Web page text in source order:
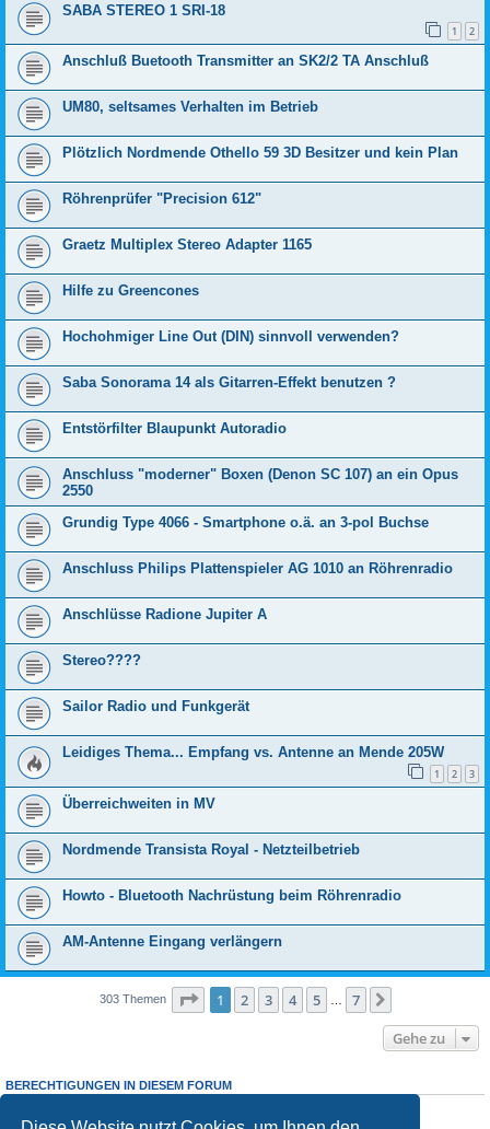
SABA STEREO 1 SRI-18
1 2
Anschluß Buetooth Transmitter an SK2/2 TA Anschluß
UM80, seltsames Verhalten im Betrieb
Plötzlich Nordmende Othello 59 3D Besitzer und kein Plan
Röhrenprüfer "Precision 612"
Graetz Multiplex Stereo Adapter 1165
Hilfe zu Greencones
Hochohmiger Line Out (DIN) sinnvoll verwenden?
Saba Sonorama 14 als Gitarren-Effekt benutzen ?
Entstörfilter Blaupunkt Autoradio
Anschluss "moderner" Boxen (Denon SC 107) an ein Opus
2550
Grundig Type 4066 - Smartphone o.ä. an 3-pol Buchse
Anschluss Philips Plattenspieler AG 1010 an Röhrenradio
Anschlüsse Radione Jupiter A
Stereo????
Sailor Radio und Funkgerät
Leidiges Thema... Empfang vs. Antenne an Mende 205W
1 2 3
Überreichweiten in MV
Nordmende Transista Royal - Netzteilbetrieb
Howto - Bluetooth Nachrüstung beim Röhrenradio
AM-Antenne Eingang verlängern
303 Themen Seite 1von
1 2 3 4 5 7
Gehe zu
BERECHTIGUNGEN IN DIESEM FORUM
Sie dürfenkeineAntworten zu Themen in diesem Forum erstellen.